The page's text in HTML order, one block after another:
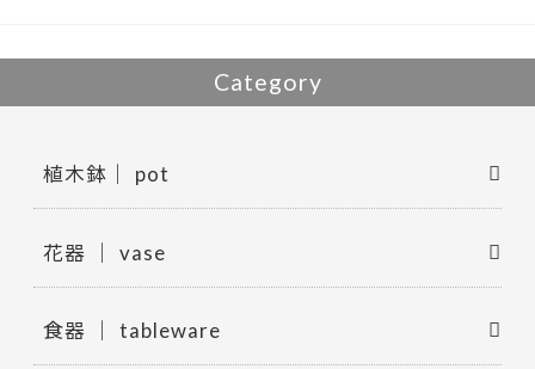
Category
植木鉢｜ pot
花器 ｜ vase
食器 ｜ tableware